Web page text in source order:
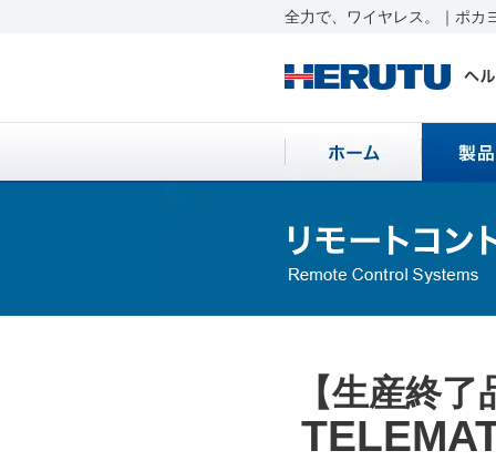
全力で、ワイヤレス。｜ポカ
【生産終